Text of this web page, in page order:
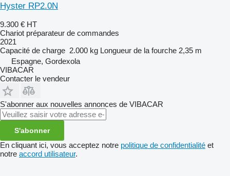
Hyster RP2.0N
9.300 € HT
Chariot préparateur de commandes
2021
Capacité de charge 2.000 kg Longueur de la fourche 2,35 m
Espagne, Gordexola
VIBACAR
Contacter le vendeur
S'abonner aux nouvelles annonces de VIBACAR
S'abonner
En cliquant ici, vous acceptez notre politique de confidentialité et
notre accord utilisateur.